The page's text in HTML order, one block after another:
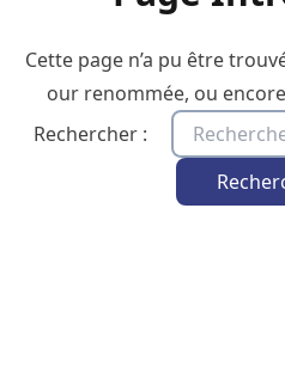
Cette page n’a pu être
our renommée, ou
Rechercher :